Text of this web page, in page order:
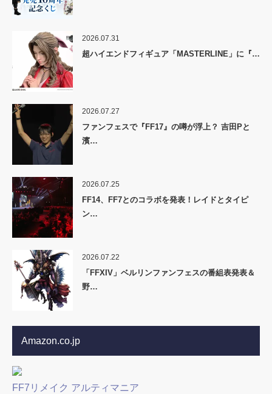
2026.07.31
超ハイエンドフィギュア「MASTERLINE」に『…
2026.07.27
ファンフェスで『FF17』の噂が浮上？ 吉田Pと
濱…
2026.07.25
FF14、FF7とのコラボを発表！レイドとタイピ
ン…
2026.07.22
「FFXIV」ベルリンファンフェスの番組表発表＆
野…
Amazon.co.jp
FF7リメイク アルティマニア